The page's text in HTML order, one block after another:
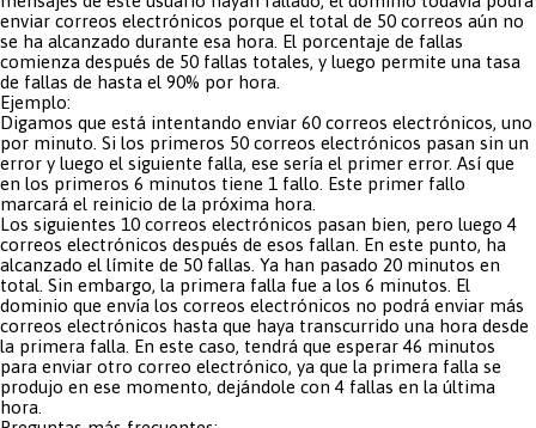
enviar correos electrónicos porque el total de 50 correos aún no
se ha alcanzado durante esa hora. El porcentaje de fallas
comienza después de 50 fallas totales, y luego permite una tasa
de fallas de hasta el 90% por hora.
Ejemplo:
Digamos que está intentando enviar 60 correos electrónicos, uno
por minuto. Si los primeros 50 correos electrónicos pasan sin un
error y luego el siguiente falla, ese sería el primer error. Así que
en los primeros 6 minutos tiene 1 fallo. Este primer fallo
marcará el reinicio de la próxima hora.
Los siguientes 10 correos electrónicos pasan bien, pero luego 4
correos electrónicos después de esos fallan. En este punto, ha
alcanzado el lí­mite de 50 fallas. Ya han pasado 20 minutos en
total. Sin embargo, la primera falla fue a los 6 minutos. El
dominio que envía los correos electrónicos no podrá enviar más
correos electrónicos hasta que haya transcurrido una hora desde
la primera falla. En este caso, tendrá que esperar 46 minutos
para enviar otro correo electrónico, ya que la primera falla se
produjo en ese momento, dejándole con 4 fallas en la última
hora.